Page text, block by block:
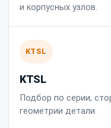
и корпусных узлов.
KTSL
KTSL
Подбор по серии,
геометрии детали.